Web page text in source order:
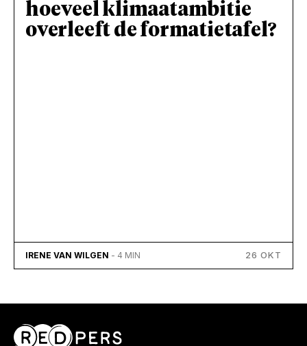
hoeveel klimaatambitie
overleeft de formatietafel?
IRENE VAN WILGEN - 4 MIN 26 OKT